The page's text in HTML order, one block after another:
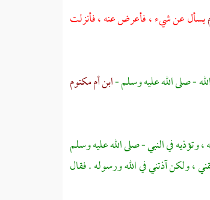
يسأل عن شيء ، فأعرض عنه ، فأنزلت
- صلى الله عليه وسلم -ابن أم مكتوم
وتؤذيه في النبي - صلى الله عليه وسلم
، ولكن آذتني في الله ورسوله . فقال